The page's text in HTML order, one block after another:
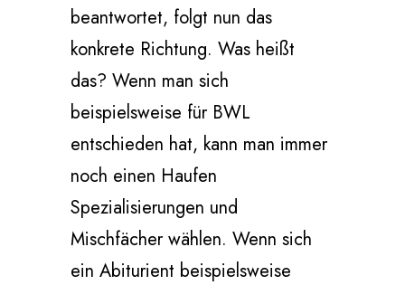
beantwortet, folgt nun das
konkrete Richtung. Was heißt
das? Wenn man sich
beispielsweise für BWL
entschieden hat, kann man immer
noch einen Haufen
Spezialisierungen und
Mischfächer wählen. Wenn sich
ein Abiturient beispielsweise